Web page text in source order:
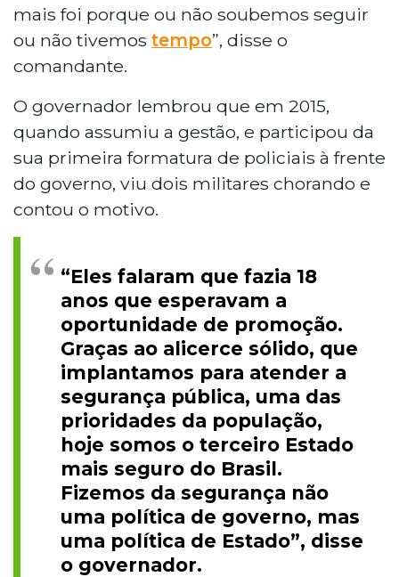
mais foi porque ou não soubemos seguir
ou não tivemos tempo”, disse o
comandante.
O governador lembrou que em 2015,
quando assumiu a gestão, e participou da
sua primeira formatura de policiais à frente
do governo, viu dois militares chorando e
contou o motivo.
“Eles falaram que fazia 18
anos que esperavam a
oportunidade de promoção.
Graças ao alicerce sólido, que
implantamos para atender a
segurança pública, uma das
prioridades da população,
hoje somos o terceiro Estado
mais seguro do Brasil.
Fizemos da segurança não
uma política de governo, mas
uma política de Estado”, disse
o governador.